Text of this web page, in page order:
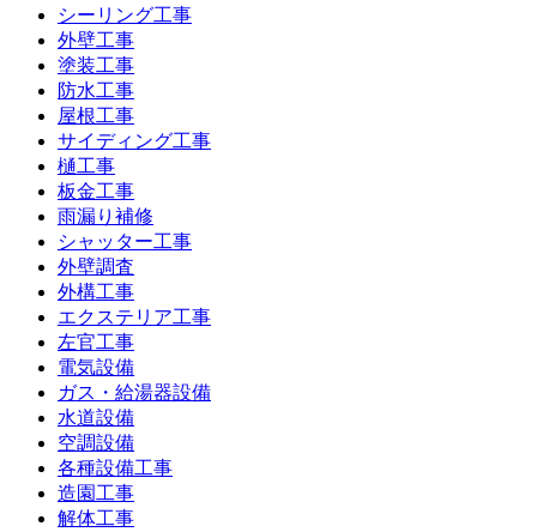
シーリング工事
外壁工事
塗装工事
防水工事
屋根工事
サイディング工事
樋工事
板金工事
雨漏り補修
シャッター工事
外壁調査
外構工事
エクステリア工事
左官工事
電気設備
ガス・給湯器設備
水道設備
空調設備
各種設備工事
造園工事
解体工事